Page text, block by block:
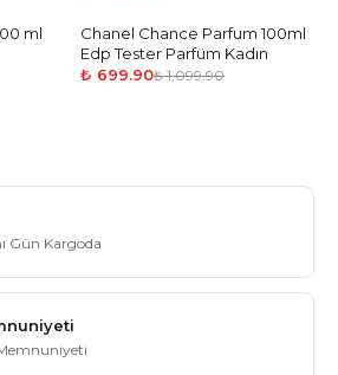
ml
-36%
Chanel Chance Parfum 100ml
Edp Tester Parfüm Kadın
₺ 699.90₺ 1,099.90
Gün Kargoda